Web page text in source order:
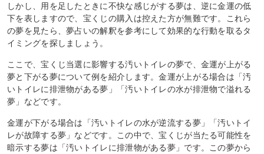
しかし、用を足したときに不快な感じがする夢は、逆に金運の低
下を表しますので、宝くじの購入は控えた方が無難です。これら
の夢を見たら、夢占いの解釈を参考にして効果的な行動を取るタ
イミングを探しましょう。
ここで、宝くじ当選に影響する汚いトイレの夢で、金運が上がる
夢と下がる夢について例を紹介します。金運が上がる場合は「汚
いトイレに排泄物がある夢」「汚いトイレの水が排泄物で溢れる
夢」などです。
金運が下がる場合は「汚いトイレの水が逆流する夢」「汚いトイ
レが故障する夢」などです。この中で、宝くじが当たる可能性を
暗示する夢は「汚いトイレに排泄物がある夢」です。この夢から